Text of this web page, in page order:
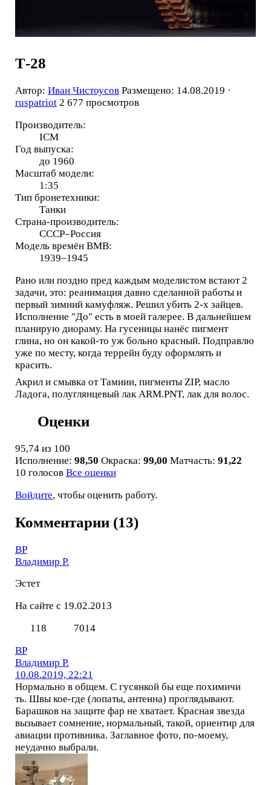
Т-28
Автор: Иван Чистоусов Размещено: 14.08.2019 ·
ruspatriot 2 677 просмотров
Производитель:
ICM
Год выпуска:
до 1960
Масштаб модели:
1:35
Тип бронетехники:
Танки
Страна-производитель:
СССР–Россия
Модель времён ВМВ:
1939–1945
Рано или поздно пред каждым моделистом встают 2
задачи, это: реанимация давно сделанной работы и
первый зимний камуфляж. Решил убить 2-х зайцев.
Исполнение "До" есть в моей галерее. В дальнейшем
планирую диораму. На гусеницы нанёс пигмент
глина, но он какой-то уж больно красный. Подправлю
уже по месту, когда террейн буду оформлять и
красить.
Акрил и смывка от Тамиии, пигменты ZIP, масло
Ладога, полуглянцевый лак ARM.PNT, лак для волос.
Оценки
95,74 из 100
Исполнение: 98,50 Окраска: 99,00 Матчасть: 91,22
10 голосов Все оценки
Войдите, чтобы оценить работу.
Комментарии (13)
ВР
Владимир Р.
Эстет
На сайте с 19.02.2013
118
7014
ВР
Владимир Р.
10.08.2019, 22:21
Нормально в общем. С гусянкой бы еще похимичи
ть. Швы кое-где (лопаты, антенна) проглядывают.
Барашков на защите фар не хватает. Красная звезда
вызывает сомнение, нормальный, такой, ориентир для
авиации противника. Заглавное фото, по-моему,
неудачно выбрали.